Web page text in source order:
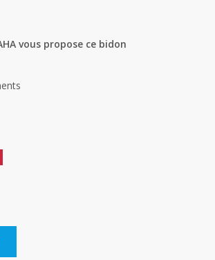
vous propose ce bidon